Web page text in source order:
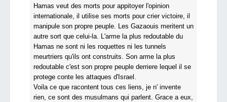
Hamas veut des morts pour appitoyer l'opinion
internationale, il utilise ses morts pour crier victoire, il
manipule son propre peuple. Les Gazaouis meritent un
autre sort que celui-la. L'arme la plus redoutable du
Hamas ne sont ni les roquettes ni les tunnels
meurtriers qu'ils ont construits. Son arme la plus
redoutable c'est son propre peuple derriere lequel il se
protege conte les attaques d'Israel.
Voila ce que racontent tous ces liens, je n' invente
rien, ce sont des musulmans qui parlent. Grace a eux,